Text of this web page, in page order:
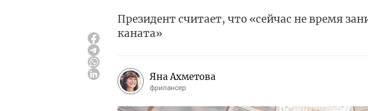
Президент считает, что «сейчас не время
каната»
Яна Ахметова
фрилансер